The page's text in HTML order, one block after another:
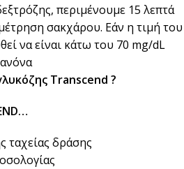
περιμένουμε 15 λεπτά
σακχάρου. Εάν η τιμή του
να είναι κάτω του 70 mg/dL
Transcend ?
ταχείας δράσης